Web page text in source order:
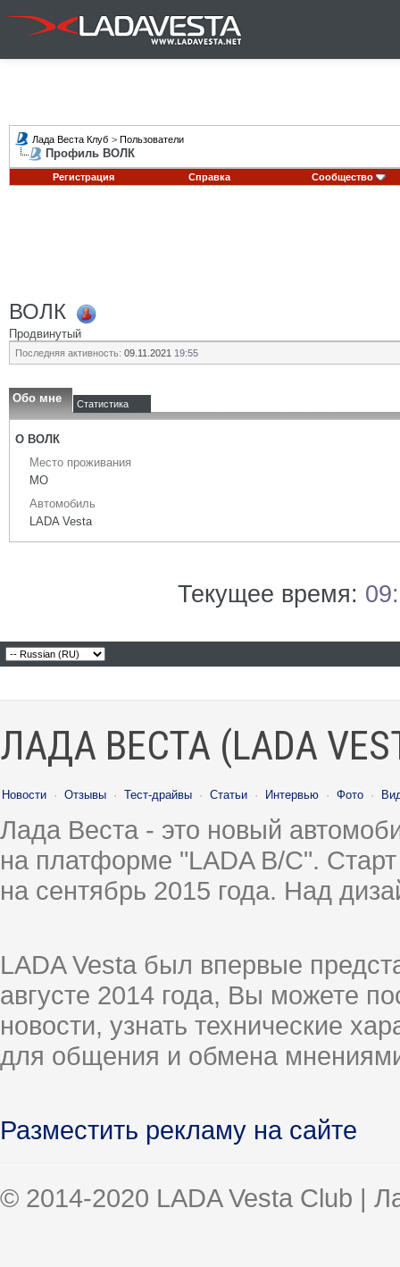
Лада Веста Клуб > Пользователи
Профиль ВОЛК
Регистрация Справка Сообщество
ВОЛК
Продвинутый
Последняя активность: 09.11.2021 19:55
Обо мне Статистика
О ВОЛК
Место проживания
МО
Автомобиль
LADA Vesta
Текущее время:
ЛАДА ВЕСТА (LADA
Новости · Отзывы · Тест-драйвы · Статьи · Интервью · Фото ·
Лада Веста - это новый
на платформе "LADA B/C".
на сентябрь 2015 года. Над
LADA Vesta был впервые
августе 2014 года, Вы можете
новости, узнать технические
для общения и обмена
Разместить рекламу на сайте
© 2014-2020 LADA Vesta Club |